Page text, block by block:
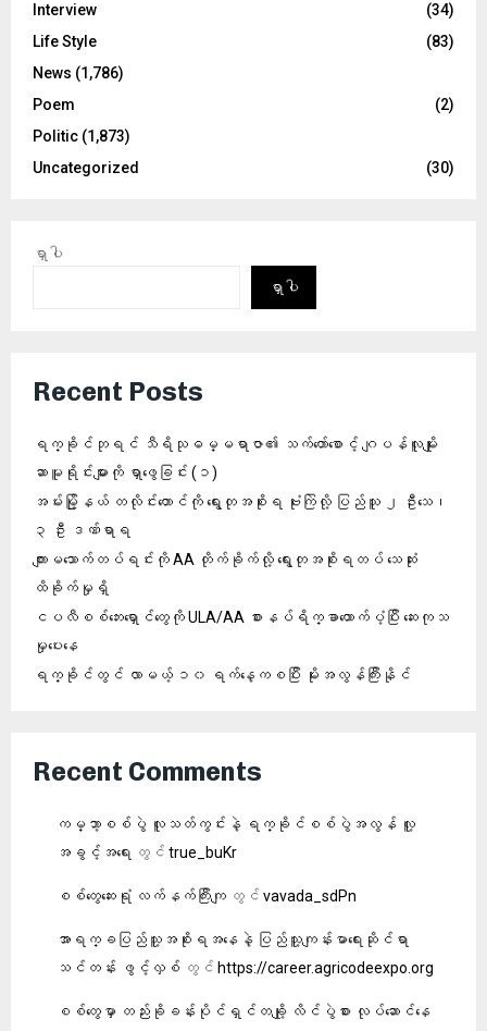
Interview
(34)
Life Style
(83)
News (1,786)
Poem
(2)
Politic (1,873)
Uncategorized
(30)
ရှာပါ
ရှာပါ
Recent Posts
ရက္ခိုင်ဘုရင် သီရိသုဓမ္မရာဇာ၏ သက်တော်စောင့် ဂျပန်လူမျိုး
ဆာမူရိုင်းများကို ရှာဖွေခြင်း (၁)
အမ်းမြို့နယ် တလိုင်းတောင်ကို ရွေးတုအစိုးရ ဗုံးကြဲလို့ ပြည်သူ ၂ ဦးသေ၊
၃ ဦး ဒဏ်ရာရ
ကျားမသောက်တပ်ရင်းကို AA တိုက်ခိုက်လို့ ရွေးတုအစိုးရတပ် သေဆုံး
ထိခိုက်မှုရှိ
ငပလီစစ်ဘေးရှောင်တွေကို ULA/AA စားနပ်ရိက္ခာထောက်ပံ့ပြီး ဆေးကုသ
မှုပေးနေ
ရက္ခိုင်တွင် လာမယ့် ၁၀ ရက်နေ့ကစပြီး မိုးအလွန်ကြီးနိုင်
Recent Comments
ကမ္ဘာ့စစ်ပွဲ လူသတ်ကွင်းနဲ့ ရက္ခိုင်စစ်ပွဲအလွန် လူ့
အခွင့်အရေး တွင် true_buKr
စစ်တွေဆေးရုံ လက်နက်ကြီးကျ တွင် vavada_sdPn
အာရက္ခပြည်သူ့အစိုးရအနေနဲ့ ပြည်သူ့ကျန်းမာရေးဆိုင်ရာ
သင်တန်း ဖွင့်လှစ် တွင် https://career.agricodeexpo.org
‎စစ်တွေမှာ တည်းခိုခန်းပိုင်ရှင်တချို့ လိင်ပွဲစား လုပ်ဆောင်နေ